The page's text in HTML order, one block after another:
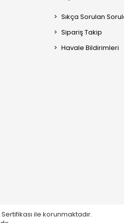
Sıkça Sorulan
Sipariş Takip
Havale Bildirimleri
ile korunmaktadır.